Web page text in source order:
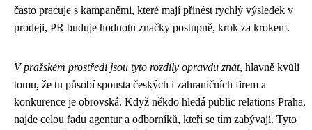
často pracuje s kampaněmi, které mají přinést rychlý výsledek v
prodeji, PR buduje hodnotu značky postupně, krok za krokem.
V pražském prostředí jsou tyto rozdíly opravdu znát, hlavně kvůli
tomu, že tu působí spousta českých i zahraničních firem a
konkurence je obrovská. Když někdo hledá public relations Praha,
najde celou řadu agentur a odborníků, kteří se tím zabývají. Tyto